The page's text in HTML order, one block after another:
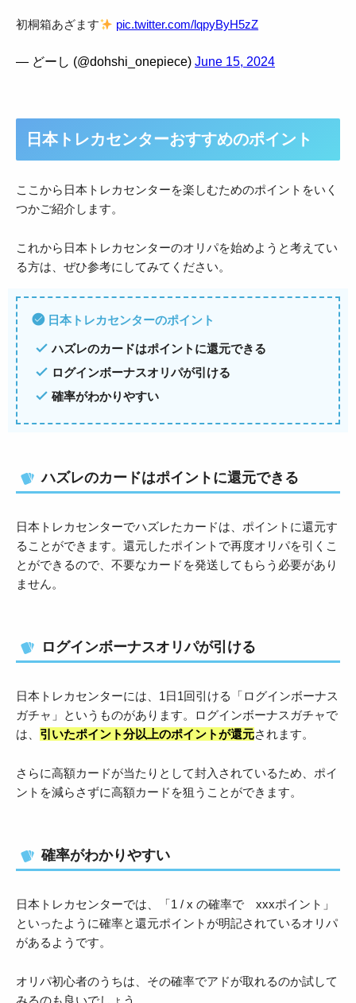
初桐箱あざます pic.twitter.com/lqpyByH5zZ
— どーし (@dohshi_onepiece) June 15, 2024
日本トレカセンターおすすめのポイント
ここから日本トレカセンターを楽しむためのポイントをいく
つかご紹介します。
これから日本トレカセンターのオリパを始めようと考えてい
る方は、ぜひ参考にしてみてください。
日本トレカセンターのポイント
ハズレのカードはポイントに還元できる
ログインボーナスオリパが引ける
確率がわかりやすい
ハズレのカードはポイントに還元できる
日本トレカセンターでハズレたカードは、ポイントに還元す
ることができます。還元したポイントで再度オリパを引くこ
とができるので、不要なカードを発送してもらう必要があり
ません。
ログインボーナスオリパが引ける
日本トレカセンターには、1日1回引ける「ログインボーナス
ガチャ」というものがあります。ログインボーナスガチャで
は、 引いたポイント分以上のポイントが還元されます。
さらに高額カードが当たりとして封入されているため、ポイ
ントを減らさずに高額カードを狙うことができます。
確率がわかりやすい
日本トレカセンターでは、「1 / x の確率で xxxポイント」
といったように確率と還元ポイントが明記されているオリパ
があるようです。
オリパ初心者のうちは、その確率でアドが取れるのか試して
みるのも良いでしょう。